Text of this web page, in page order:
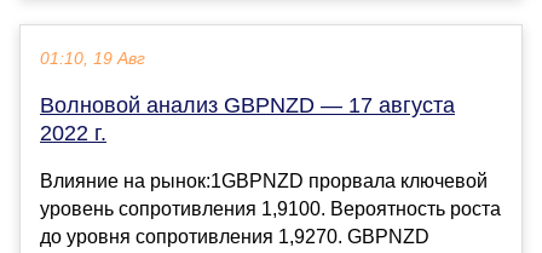
01:10, 19 Авг
Волновой анализ GBPNZD — 17 августа
2022 г.
Влияние на рынок:1GBPNZD прорвала ключевой
уровень сопротивления 1,9100. Вероятность роста
до уровня сопротивления 1,9270. GBPNZD